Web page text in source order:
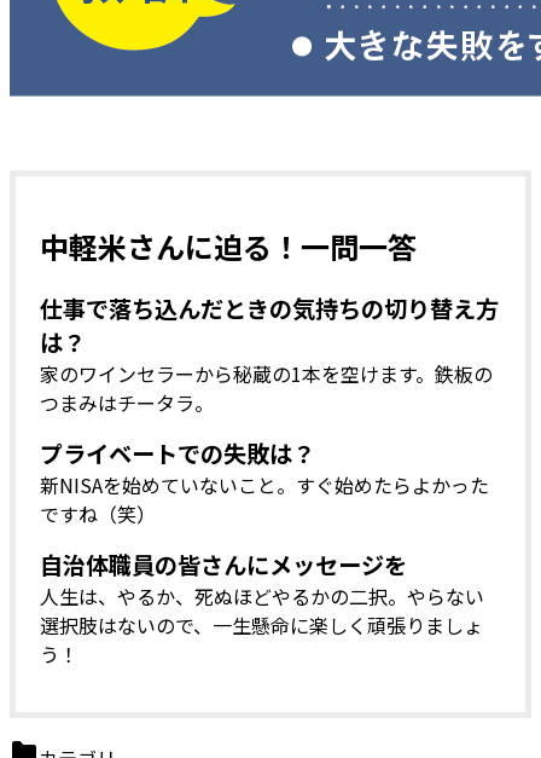
中軽米さんに迫る！一問一答
仕事で落ち込んだときの気持ちの切り替え方
は？
家のワインセラーから秘蔵の1本を空けます。鉄板の
つまみはチータラ。
プライベートでの失敗は？
新NISAを始めていないこと。すぐ始めたらよかった
ですね（笑）
自治体職員の皆さんにメッセージを
人生は、やるか、死ぬほどやるかの二択。やらない
選択肢はないので、一生懸命に楽しく頑張りましょ
う！